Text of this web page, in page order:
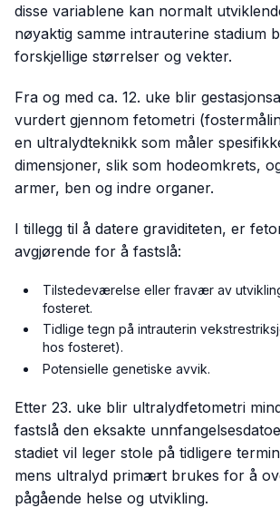
disse variablene kan normalt
nøyaktig samme intrauterine stadium
forskjellige størrelser og vekter.
Fra og med ca. 12. uke blir
vurdert gjennom fetometri
en ultralydteknikk som måler
dimensjoner, slik som hodeomkrets,
armer, ben og indre organer.
I tillegg til å datere graviditeten, er
avgjørende for å fastslå:
Tilstedeværelse eller fravær av
fosteret.
Tidlige tegn på intrauterin
hos fosteret).
Potensielle genetiske avvik.
Etter 23. uke blir ultralydfetometri
fastslå den eksakte
stadiet vil leger stole på tidligere
mens ultralyd primært brukes for å
pågående helse og utvikling.